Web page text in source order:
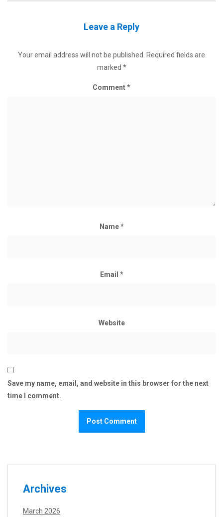
Leave a Reply
Your email address will not be published.
Required fields are
marked *
Comment*
Name*
Email *
Website
Save my name, email, and website in this browser for the next
time I comment.
Archives
March 2026